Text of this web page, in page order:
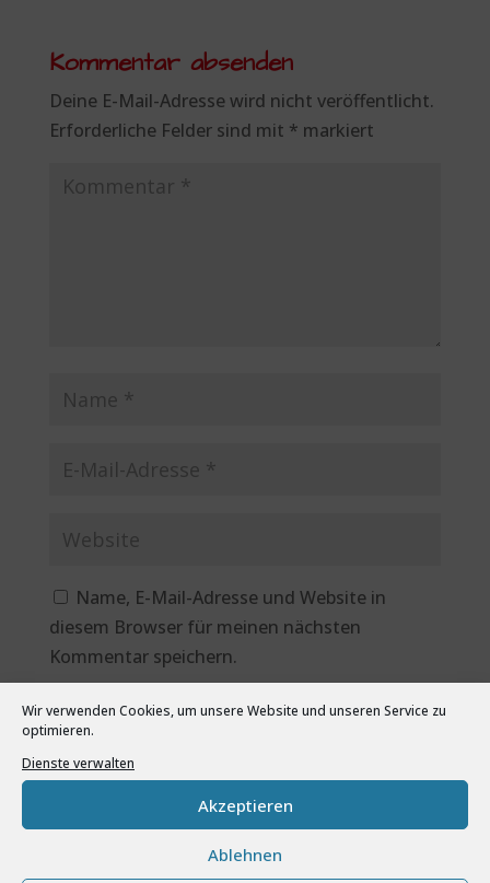
Wir verwenden Cookies, um unsere Website und unseren Service zu
optimieren.
Dienste verwalten
Akzeptieren
Ablehnen
Kommentar absenden
Deine E-Mail-Adresse wird nicht veröffentlicht.
Erforderliche Felder sind mit * markiert
Name, E-Mail-Adresse und Website in
diesem Browser für meinen nächsten
Kommentar speichern.